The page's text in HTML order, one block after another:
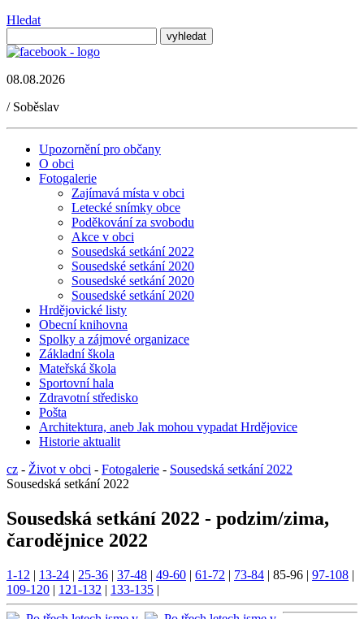
Hledat
08.08.2026
/Soběslav
Upozornění pro občany
O obci
Fotogalerie
Zajímavá místa v obci
Letecké snímky obce
Poděkování za svobodu
Akce v obci
Sousedská setkání 2022
Sousedské setkání 2020
Sousedské setkání 2020
Sousedské setkání 2020
Hrdějovické listy
Obecní knihovna
Spolky a zájmové organizace
Základní škola
Mateřská škola
Sportovní hala
Zdravotní středisko
Pošta
Architektura, aneb Jak mohou vypadat Hrdějovice
Historie aktualit
cz - Život v obci - Fotogalerie - Sousedská setkání 2022
Sousedská setkání 2022
Sousedská setkání 2022 - podzim/zima,
čarodějnice 2022
1-12 | 13-24 | 25-36 | 37-48 | 49-60 | 61-72 | 73-84 | 85-96 | 97-108 |
109-120 | 121-132 | 133-135 |